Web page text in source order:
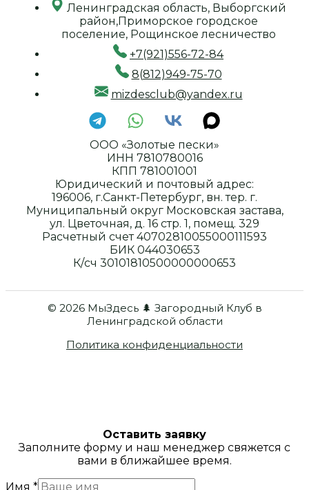
Ленинградская область, Выборгский
район,Приморское городское
поселение, Рощинское лесничество
+7(921)556-72-84
8(812)949-75-70
mizdesclub@yandex.ru
ООО «Золотые пески»
ИНН 7810780016
КПП 781001001
Юридический и почтовый адрес:
196006, г.Санкт-Петербург, вн. тер. г.
Муниципальный округ Московская застава,
ул. Цветочная, д. 16 стр. 1, помещ. 329
Расчетный счет 40702810055000111593
БИК 044030653
К/сч 30101810500000000653
© 2026 МыЗдесь 🌲 Загородный Клуб в
Ленинградской области
Политика конфиденциальности
Оставить заявку
Заполните форму и наш менеджер свяжется с
вами в ближайшее время.
Имя *